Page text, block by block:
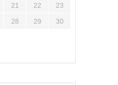
21 22 23
28 29 30